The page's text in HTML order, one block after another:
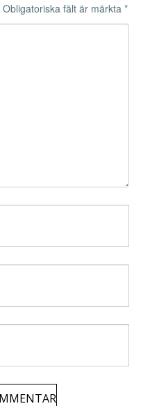
Obligatoriska fält är märkta *